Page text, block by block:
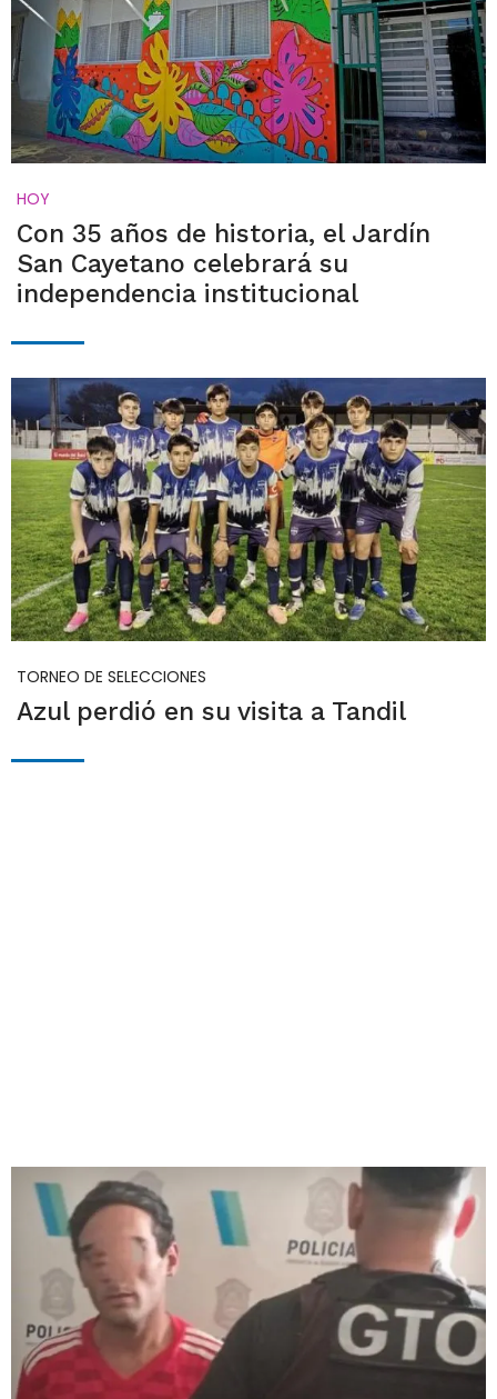
HOY
Con 35 años de historia, el Jardín
San Cayetano celebrará su
independencia institucional
TORNEO DE SELECCIONES
Azul perdió en su visita a Tandil